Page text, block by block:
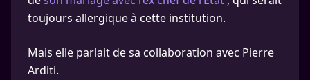
toujours allergique à cette institution.
Mais elle parlait de sa collaboration avec Pierre
Arditi.